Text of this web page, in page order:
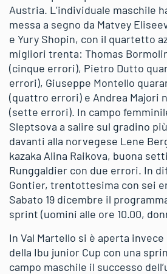
Austria. L’individuale maschile
messa a segno da Matvey
e Yury Shopin, con il quartetto
migliori trenta: Thomas
(cinque errori), Pietro Dutto
errori), Giuseppe Montello
(quattro errori) e Andrea Majori
(sette errori). In campo
Sleptsova a salire sul gradino
davanti alla norvegese Lene
kazaka Alina Raikova, buona
Runggaldier con due errori. In
Gontier, trentottesima con sei
Sabato 19 dicembre il
sprint (uomini alle ore 10.00,
In Val Martello si è aperta
della Ibu junior Cup con una
campo maschile il successo